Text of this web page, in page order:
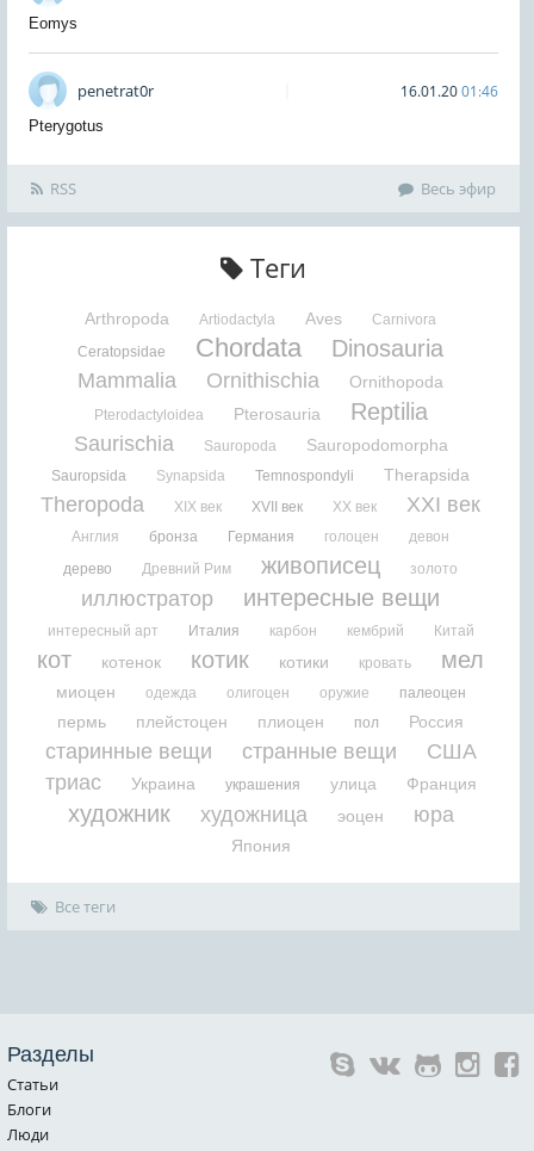
Eomys
penetrat0r 16.01.2001:46
Pterygotus
RSS Весь эфир
Теги
Arthropoda Artiodactyla Aves
Carnivora
Ceratopsidae
Chordata Dinosauria
Mammalia Ornithischia Ornithopoda
Pterodactyloidea Pterosauria Reptilia
Saurischia Sauropoda Sauropodomorpha
Sauropsida Synapsida Temnospondyli Therapsida
Theropoda XIX век XVII век XX век XXI век
Англия бронза Германия голоцен
девон
дерево
Древний Рим живописец золото
иллюстратор интересные вещи
интересный арт Италия карбон кембрий Китай
кот котенок котик котики кровать мел
миоцен одежда олигоцен оружие палеоцен
пермь плейстоцен плиоцен пол Россия
старинные вещи странные вещи
США
триас
Украина украшения улица Франция
художник художница эоцен юра
Япония
Все теги
Разделы
Статьи
Блоги
Люди